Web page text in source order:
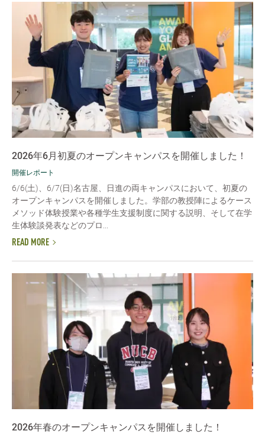
2026年6月初夏のオープンキャンパスを開催しました！
開催レポート
6/6(土)、6/7(日)名古屋、日進の両キャンパスにおいて、初夏の
オープンキャンパスを開催しました。学部の教授陣によるケース
メソッド体験授業や各種学生支援制度に関する説明、そして在学
生体験談発表などのプロ...
READ MORE
2026年春のオープンキャンパスを開催しました！